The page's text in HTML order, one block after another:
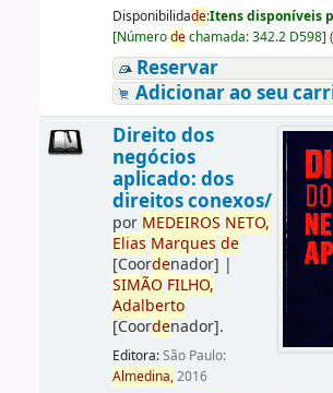
Disponibilidade:Itens disponíveis
[Númerodechamada:342.2 D598]
Reservar
Adicionar ao seu
Direito dos
negócios
aplicado: dos
direitos conexos/
por MEDEIROS NETO,
Elias Marques de
[Coordenador] |
SIMÃO FILHO,
Adalberto
[Coordenador].
Editora:São Paulo:
Almedina,2016